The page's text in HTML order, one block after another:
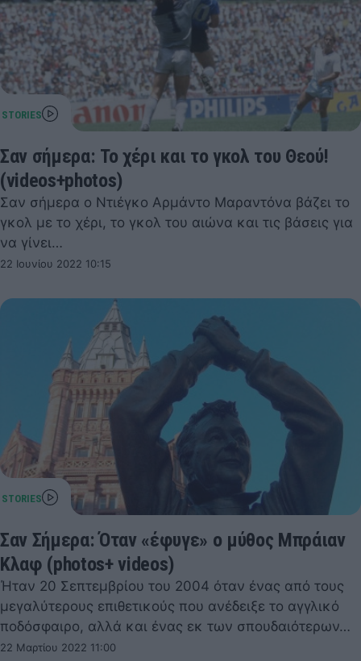
Σαν σήμερα: Το χέρι και το γκολ του Θεού!
(videos+photos)
Σαν σήμερα ο Ντιέγκο Αρμάντο Μαραντόνα βάζει το
γκολ με το χέρι, το γκολ του αιώνα και τις βάσεις για
να γίνει…
22 Ιουνίου 2022 10:15
Σαν Σήμερα: Όταν «έφυγε» ο μύθος Μπράιαν
Κλαφ (photos+ videos)
Ήταν 20 Σεπτεμβρίου του 2004 όταν ένας από τους
μεγαλύτερους επιθετικούς που ανέδειξε το αγγλικό
ποδόσφαιρο, αλλά και ένας εκ των σπουδαιότερων…
22 Μαρτίου 2022 11:00